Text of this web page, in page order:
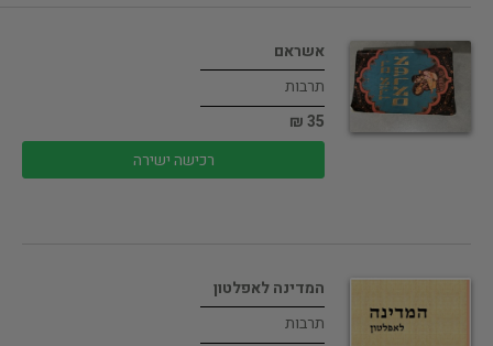
אשראם
תרבות
35 ₪
רכישה ישירה
המדינה לאפלטון
תרבות